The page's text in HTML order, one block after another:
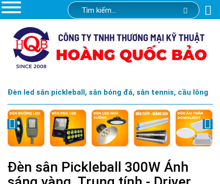
Đèn led sân pickleball, sân bóng đá, sân tennis, cầu lông
Đèn sân Pickleball 300W Ánh